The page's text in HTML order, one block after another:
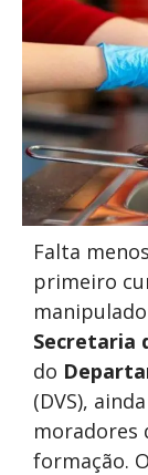
Falta
primeiro
Secretaria
do
(DVS),
moradores
formação.